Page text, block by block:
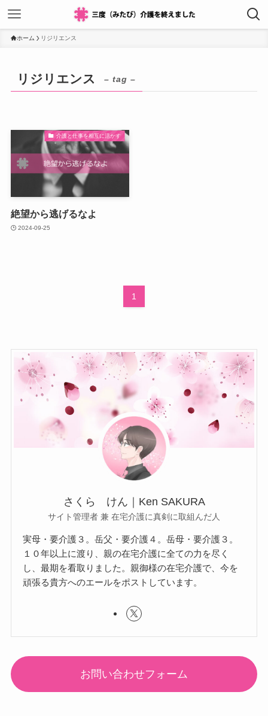
ホーム リジリエンス
リジリエンス – tag –
介護と仕事を相互に活かす
絶望から逃げるなよ
2024-09-25
1
さくら けん｜Ken SAKURA
サイト管理者 兼 在宅介護に真剣に取組んだ人
実母・要介護３。岳父・要介護４。岳母・要介護３。
１０年以上に渡り、親の在宅介護に全ての力を尽く
し、最期を看取りました。親御様の在宅介護で、今を
頑張る貴方へのエールをポストしています。
お問い合わせフォーム